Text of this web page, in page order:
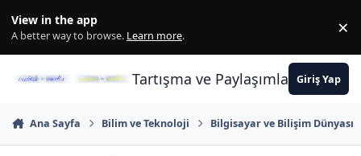
View in the app
A better way to browse. Learn more. ×
Tartışma ve PaylaşımlarınGiriş Yap
Ana Sayfa Bilim ve Teknoloji Bilgisayar ve Bilişim Dünyası